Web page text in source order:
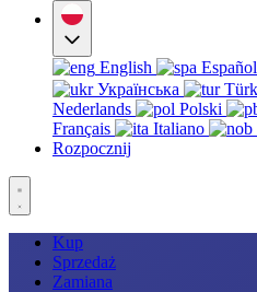
English Español
Українська
Nederlands
Polski
Français
Italiano
Rozpocznij
Kup
Sprzedaż
Zamiana